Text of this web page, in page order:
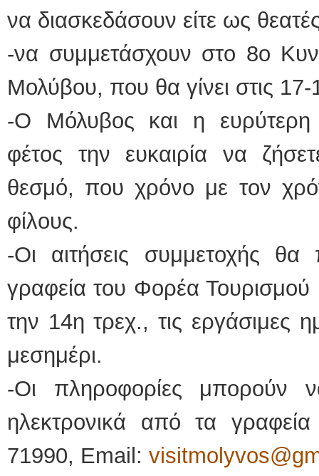
να διασκεδάσουν είτε ως
-να συμμετάσχουν στο 8ο
Μολύβου, που θα γίνει στις 17-
-Ο Μόλυβος και η ευρύτερη
φέτος την ευκαιρία να
θεσμό, που χρόνο με τον
φίλους.
-Οι αιτήσεις συμμετοχής
γραφεία του Φορέα
την 14η τρεχ., τις εργάσιμες
μεσημέρι.
-Οι πληροφορίες μπορούν
ηλεκτρονικά από τα
71990, Email: